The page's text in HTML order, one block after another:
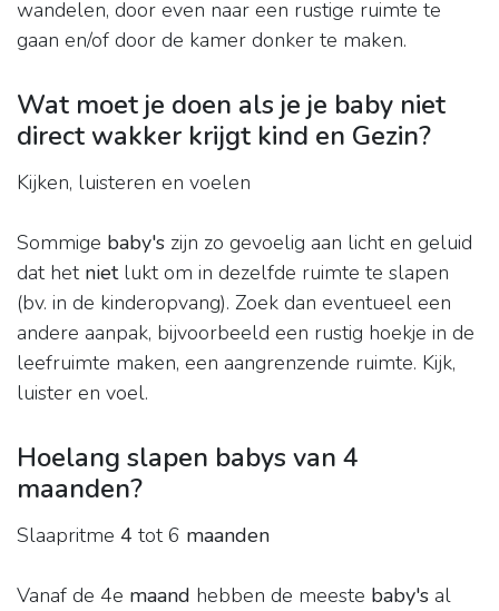
wandelen, door even naar een rustige ruimte te
gaan en/of door de kamer donker te maken.
Wat moet je doen als je je baby niet
direct wakker krijgt kind en Gezin?
Kijken, luisteren en voelen
Sommige baby's zijn zo gevoelig aan licht en geluid
dat het nietlukt om in dezelfde ruimte te slapen
(bv. in de kinderopvang). Zoek dan eventueel een
andere aanpak, bijvoorbeeld een rustig hoekje in de
leefruimte maken, een aangrenzende ruimte. Kijk,
luister en voel.
Hoelang slapen babys van 4
maanden?
Slaapritme 4 tot 6 maanden
Vanaf de 4e maand hebben de meeste baby's al